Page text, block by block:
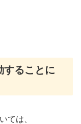
することに
ては、